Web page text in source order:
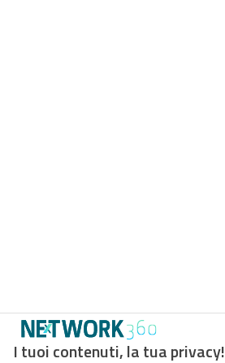
I tuoi contenuti, la tua privacy!